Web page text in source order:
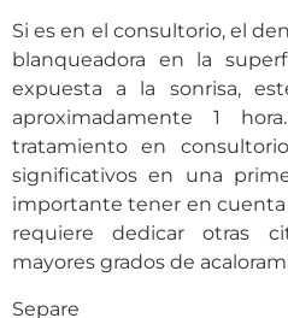
Si es en el consultorio, el
blanqueadora en la
expuesta a la sonrisa,
aproximadamente 1
tratamiento en
significativos en una
importante tener en cuenta
requiere dedicar otras
mayores grados de